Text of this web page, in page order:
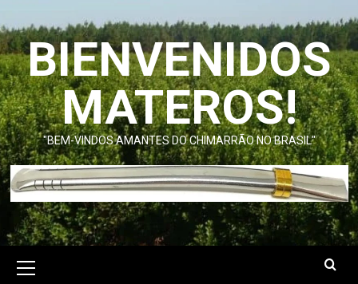
al
contenidoBIENVENIDOS
MATEROS!
"BEM-VINDOS AMANTES DO CHIMARRÃO NO BRASIL"
primario